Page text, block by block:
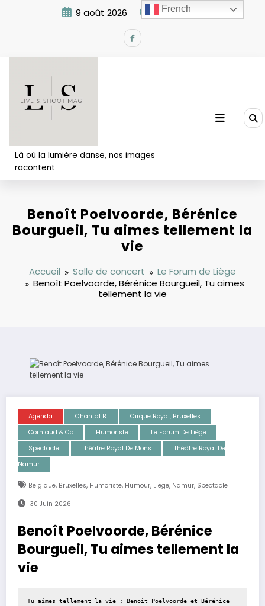
9 août 2026 11:42:05 AM
Là où la lumière danse, nos images
racontent
Benoît Poelvoorde, Bérénice
Bourgueil, Tu aimes tellement la
vie
Accueil Salle de concert
Le Forum de Liège
Benoît Poelvoorde, Bérénice Bourgueil, Tu aimes
tellement la vie
Agenda Chantal B.
Cirque Royal, Bruxelles
Corniaud & Co
Humoriste
Le Forum De Liège
Spectacle
Théâtre Royal De Mons
Théâtre Royal De
Namur
Belgique, Bruxelles, Humoriste, Humour, Liège, Namur, Spectacle
30 Juin 2026
Benoît Poelvoorde, Bérénice
Bourgueil, Tu aimes tellement la
vie
Tu aimes tellement la vie : Benoît Poelvoorde et Bérénice
French